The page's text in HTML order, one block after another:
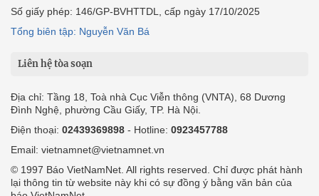
Số giấy phép: 146/GP-BVHTTDL, cấp ngày 17/10/2025
Tổng biên tập: Nguyễn Văn Bá
Liên hệ tòa soạn
Địa chỉ: Tầng 18, Toà nhà Cục Viễn thông (VNTA), 68 Dương
Đình Nghệ, phường Cầu Giấy, TP. Hà Nội.
Điện thoại: 02439369898 - Hotline: 0923457788
Email: vietnamnet@vietnamnet.vn
© 1997 Báo VietNamNet. All rights reserved. Chỉ được phát hành
lại thông tin từ website này khi có sự đồng ý bằng văn bản của